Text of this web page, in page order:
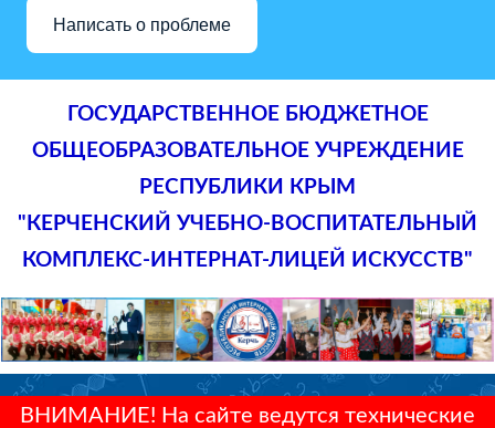
Написать о проблеме
ГОСУДАРСТВЕННОЕ БЮДЖЕТНОЕ
ОБЩЕОБРАЗОВАТЕЛЬНОЕ УЧРЕЖДЕНИЕ
РЕСПУБЛИКИ КРЫМ
"КЕРЧЕНСКИЙ УЧЕБНО-ВОСПИТАТЕЛЬНЫЙ
КОМПЛЕКС-ИНТЕРНАТ-ЛИЦЕЙ ИСКУССТВ"
ВНИМАНИЕ! На сайте ведутся технические